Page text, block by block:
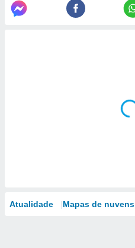
Atualidade Mapas de nuvens